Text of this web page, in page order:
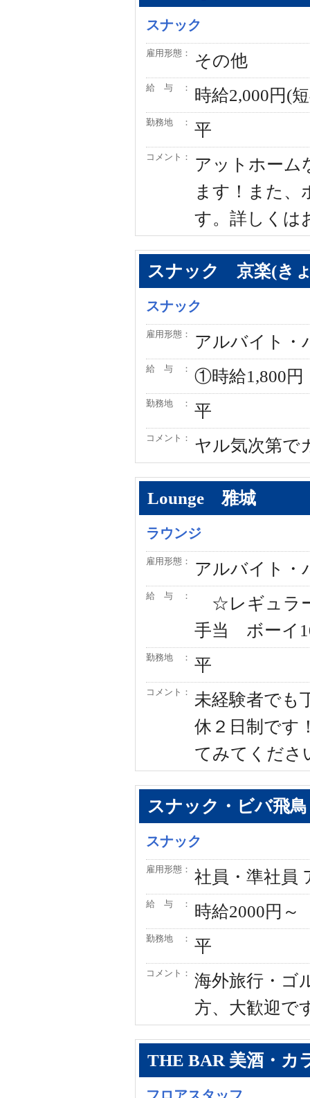
スナック
雇用形態： その他
給 与 ： 時給2,000円(
勤務地 ： 平
コメント：
アットホーム
ます！また、
す。詳しくは
スナック 京楽(き
スナック
雇用形態： アルバイト・
給 与 ： ①時給1,800
勤務地 ： 平
コメント： ヤル気次第で
Lounge 雅城
ラウンジ
雇用形態： アルバイト・
給 与 ：
☆レギュラ
手当 ボーイ
勤務地 ： 平
コメント：
未経験者でも
休２日制です
てみてくださ
スナック・ビバ飛鳥
スナック
雇用形態： 社員・準社員
給 与 ： 時給2000円～
勤務地 ： 平
コメント：
海外旅行・ゴ
方、大歓迎で
THE BAR 美酒・カ